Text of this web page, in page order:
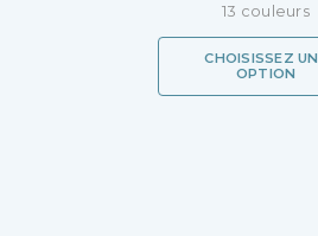
13 couleurs
CHOISISSEZ
OPTION